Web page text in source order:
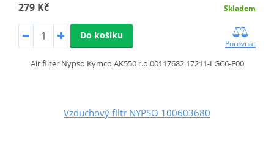
279 Kč Skladem
Do košíku
Porovnat
Air filter Nypso Kymco AK550 r.o.00117682 17211-LGC6-E00
Vzduchový filtr NYPSO 100603680